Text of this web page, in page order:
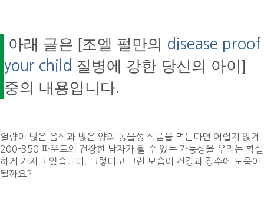
아래 글은 [조엘 펄만의 disease proof
your child 질병에 강한 당신의 아이]
중의 내용입니다.
열량이 많은 음식과 많은 양의 동물성 식품을 먹는다면 어렵지 않게
200-350 파운드의 건장한 남자가 될 수 있는 가능성을 우리는 확실
하게 가지고 있습니다. 그렇다고 그런 모습이 건강과 장수에 도움이
될까요?